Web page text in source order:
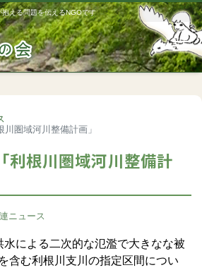
える問題を伝えるNGOです
圏域河川整備計画」
利根川圏域河川整備計
ニュース
による二次的な氾濫で大きなな被
含む利根川支川の指定区間につい